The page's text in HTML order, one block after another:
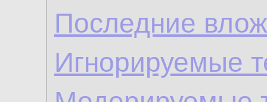
Последние
Игнорируемые